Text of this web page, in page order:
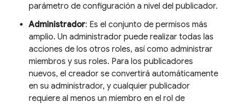
parámetro de configuración a nivel del publicador.
Administrador: Es el conjunto de permisos más
amplio. Un administrador puede realizar todas las
acciones de los otros roles, así como administrar
miembros y sus roles. Para los publicadores
nuevos, el creador se convertirá automáticamente
en su administrador, y cualquier publicador
requiere al menos un miembro en el rol de